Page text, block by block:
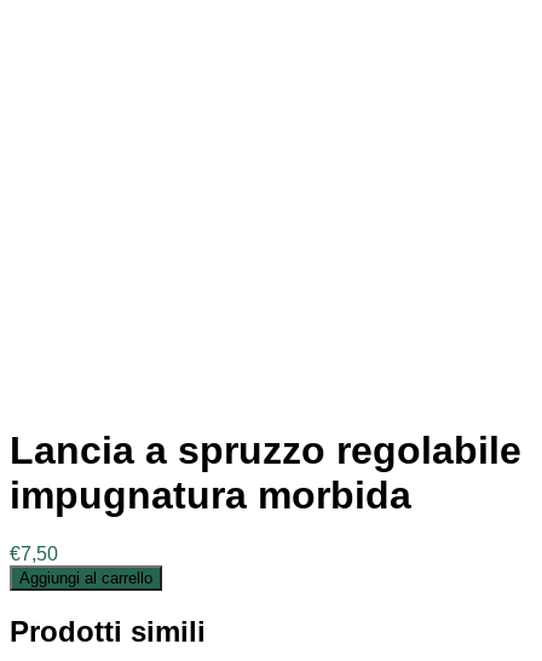
Lancia a spruzzo regolabile
impugnatura morbida
€7,50
Aggiungi al carrello
Prodotti simili